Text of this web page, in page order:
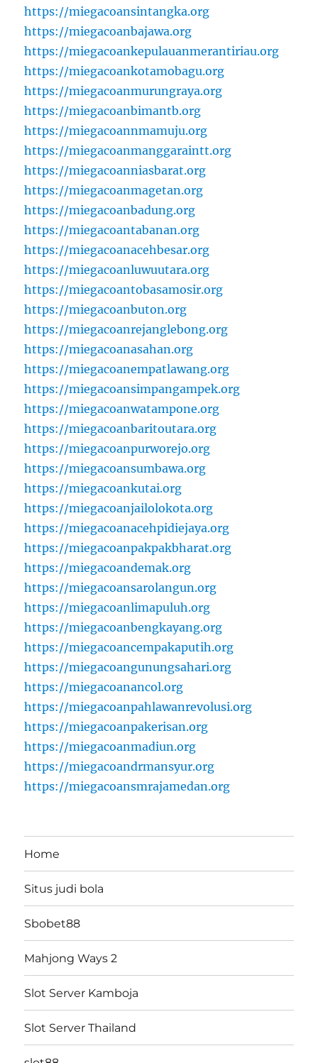
https://miegacoansintangka.org
https://miegacoanbajawa.org
https://miegacoankepulauanmerantiriau.org
https://miegacoankotamobagu.org
https://miegacoanmurungraya.org
https://miegacoanbimantb.org
https://miegacoannmamuju.org
https://miegacoanmanggaraintt.org
https://miegacoanniasbarat.org
https://miegacoanmagetan.org
https://miegacoanbadung.org
https://miegacoantabanan.org
https://miegacoanacehbesar.org
https://miegacoanluwuutara.org
https://miegacoantobasamosir.org
https://miegacoanbuton.org
https://miegacoanrejanglebong.org
https://miegacoanasahan.org
https://miegacoanempatlawang.org
https://miegacoansimpangampek.org
https://miegacoanwatampone.org
https://miegacoanbaritoutara.org
https://miegacoanpurworejo.org
https://miegacoansumbawa.org
https://miegacoankutai.org
https://miegacoanjailolokota.org
https://miegacoanacehpidiejaya.org
https://miegacoanpakpakbharat.org
https://miegacoandemak.org
https://miegacoansarolangun.org
https://miegacoanlimapuluh.org
https://miegacoanbengkayang.org
https://miegacoancempakaputih.org
https://miegacoangunungsahari.org
https://miegacoanancol.org
https://miegacoanpahlawanrevolusi.org
https://miegacoanpakerisan.org
https://miegacoanmadiun.org
https://miegacoandrmansyur.org
https://miegacoansmrajamedan.org
Home
Situs judi bola
Sbobet88
Mahjong Ways 2
Slot Server Kamboja
Slot Server Thailand